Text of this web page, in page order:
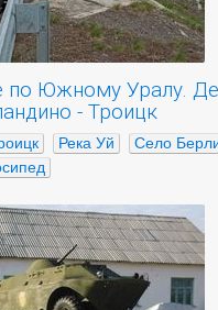
по Южному Уралу.
- Троицк
Река Уй Село